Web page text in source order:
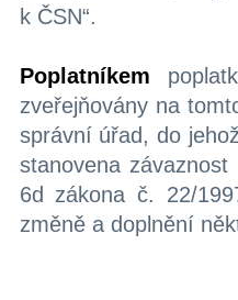
k ČSN“.
Poplatníkem
zveřejňovány na
správní úřad, do
stanovena
6d zákona č. 22/
změně a doplnění